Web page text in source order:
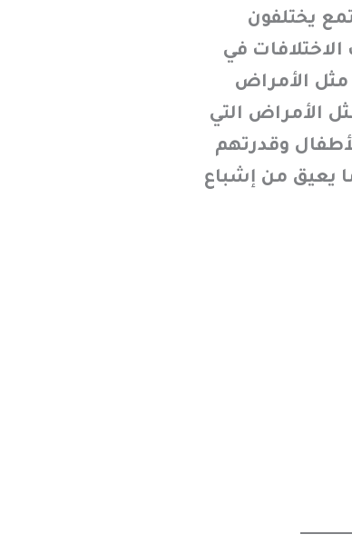
يختلفون
في
مثل الأمراض
الأمراض التي
وقدرتهم
يعيق من إشباع